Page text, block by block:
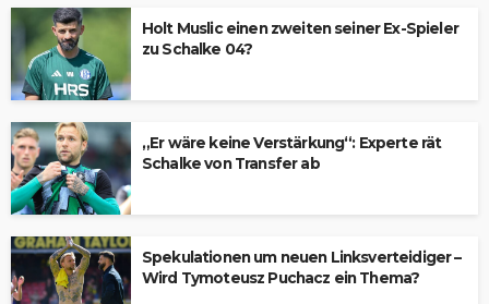
Holt Muslic einen zweiten seiner Ex-Spieler
zu Schalke 04?
„Er wäre keine Verstärkung“: Experte rät
Schalke von Transfer ab
Spekulationen um neuen Linksverteidiger –
Wird Tymoteusz Puchacz ein Thema?